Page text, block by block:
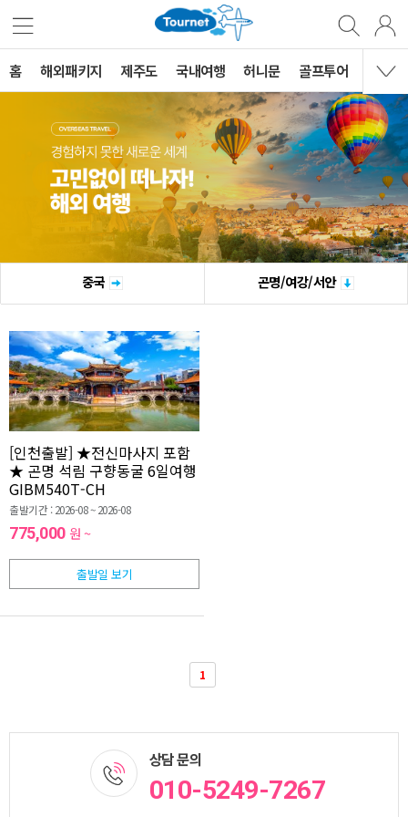
홈 해외패키지 제주도 국내여행 허니문 골프투어 MVG
중국 곤명/여강/서안
[인천출발] ★전신마사지 포함
★ 곤명 석림 구향동굴 6일여행
GIBM540T-CH
출발기간 : 2026-08 ~ 2026-08
775,000 원 ~
출발일 보기
1
상담 문의
010-5249-7267